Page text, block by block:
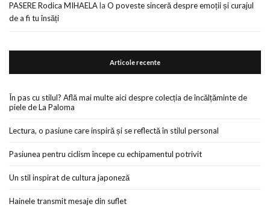
PASERE Rodica MIHAELAla O poveste sinceră despre emoții și curajul
de a fi tu însăți
Articole recente
În pas cu stilul? Află mai multe aici despre colecția de încălțăminte de
piele de La Paloma
Lectura, o pasiune care inspiră și se reflectă în stilul personal
Pasiunea pentru ciclism începe cu echipamentul potrivit
Un stil inspirat de cultura japoneză
Hainele transmit mesaje din suflet